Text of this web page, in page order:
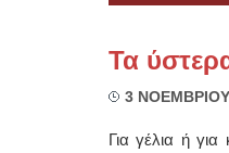
Τα
3 ΝΟΕΜΒΡΙΟΥ
Για γέλια ή